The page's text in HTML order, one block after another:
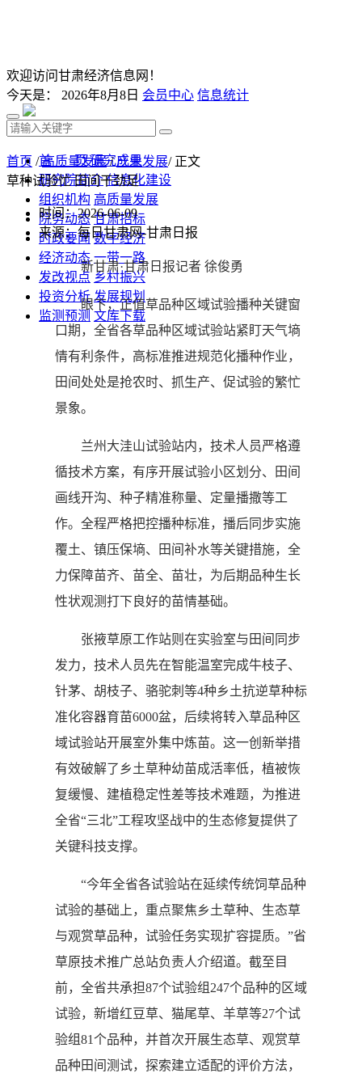
欢迎访问甘肃经济信息网！
今天是： 2026年8月8日 会员中心 信息统计
首 页 研究成果
研究院简介 信息化建设
组织机构 高质量发展
院务动态 甘肃招标
时政要闻 数字经济
经济动态 一带一路
发改视点 乡村振兴
投资分析 发展规划
监测预测 文库下载
首页 /高质量发展/产业发展/ 正文
草种试验忙 田间干劲足
时间：2026-06-09
来源：每日甘肃网-甘肃日报
新甘肃·甘肃日报记者 徐俊勇
眼下，正值草品种区域试验播种关键窗
口期，全省各草品种区域试验站紧盯天气墒
情有利条件，高标准推进规范化播种作业，
田间处处是抢农时、抓生产、促试验的繁忙
景象。
兰州大洼山试验站内，技术人员严格遵
循技术方案，有序开展试验小区划分、田间
画线开沟、种子精准称量、定量播撒等工
作。全程严格把控播种标准，播后同步实施
覆土、镇压保墒、田间补水等关键措施，全
力保障苗齐、苗全、苗壮，为后期品种生长
性状观测打下良好的苗情基础。
张掖草原工作站则在实验室与田间同步
发力，技术人员先在智能温室完成牛枝子、
针茅、胡枝子、骆驼刺等4种乡土抗逆草种标
准化容器育苗6000盆，后续将转入草品种区
域试验站开展室外集中炼苗。这一创新举措
有效破解了乡土草种幼苗成活率低，植被恢
复缓慢、建植稳定性差等技术难题，为推进
全省“三北”工程攻坚战中的生态修复提供了
关键科技支撑。
“今年全省各试验站在延续传统饲草品种
试验的基础上，重点聚焦乡土草种、生态草
与观赏草品种，试验任务实现扩容提质。”省
草原技术推广总站负责人介绍道。截至目
前，全省共承担87个试验组247个品种的区域
试验，新增红豆草、猫尾草、羊草等27个试
验组81个品种，并首次开展生态草、观赏草
品种田间测试，探索建立适配的评价方法，